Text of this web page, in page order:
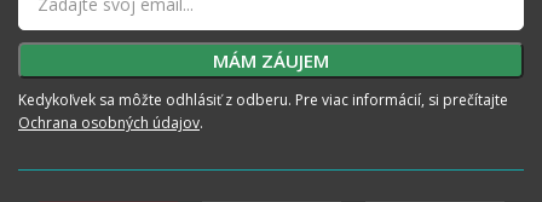
Kedykoľvek sa môžte odhlásiť z odberu. Pre viac informácií, si prečítajte
Ochrana osobných údajov.